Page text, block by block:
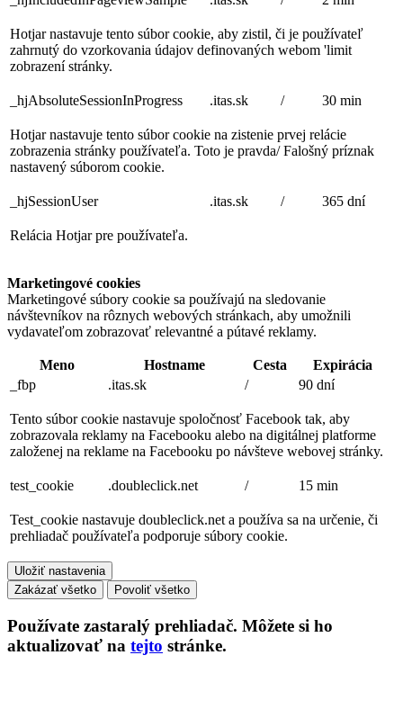
Hotjar nastavuje tento súbor cookie, aby zistil, či je používateľ
zahrnutý do vzorkovania údajov definovaných webom 'limit
zobrazení stránky.
_hjAbsoluteSessionInProgress .itas.sk / 30 min
Hotjar nastavuje tento súbor cookie na zistenie prvej relácie
zobrazenia stránky používateľa. Toto je pravda/ Falošný príznak
nastavený súborom cookie.
_hjSessionUser .itas.sk / 365 dní
Relácia Hotjar pre používateľa.
Marketingové cookies
Marketingové súbory cookie sa používajú na sledovanie
návštevníkov na rôznych webových stránkach, aby umožnili
vydavateľom zobrazovať relevantné a pútavé reklamy.
Meno Hostname Cesta
Expirácia
_fbp
.itas.sk / 90 dní
Tento súbor cookie nastavuje spoločnosť Facebook tak, aby
zobrazovala reklamy na Facebooku alebo na digitálnej platforme
založenej na reklame na Facebooku po návšteve webovej stránky.
test_cookie .doubleclick.net / 15 min
Test_cookie nastavuje doubleclick.net a používa sa na určenie, či
prehliadač používateľa podporuje súbory cookie.
Uložiť nastavenia
Zakázať všetko
Povoliť všetko
Používate zastaralý prehliadač. Môžete si ho
aktualizovať na tejto stránke.